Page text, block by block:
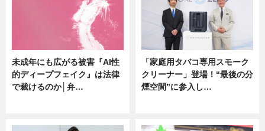
未成年にも広がる被害『AI性
的ディープフェイク』は法律
で裁けるのか│弁…
「家庭用タバコ専用スモーク
クリーナー」登場！“最後の分
煙空間”に参入し…